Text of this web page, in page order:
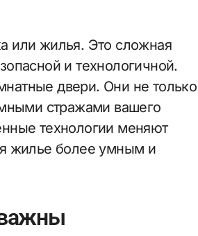
или жилья. Это сложная
и технологичной.
двери. Они не только
стражами вашего
технологии меняют
жилье более умным и